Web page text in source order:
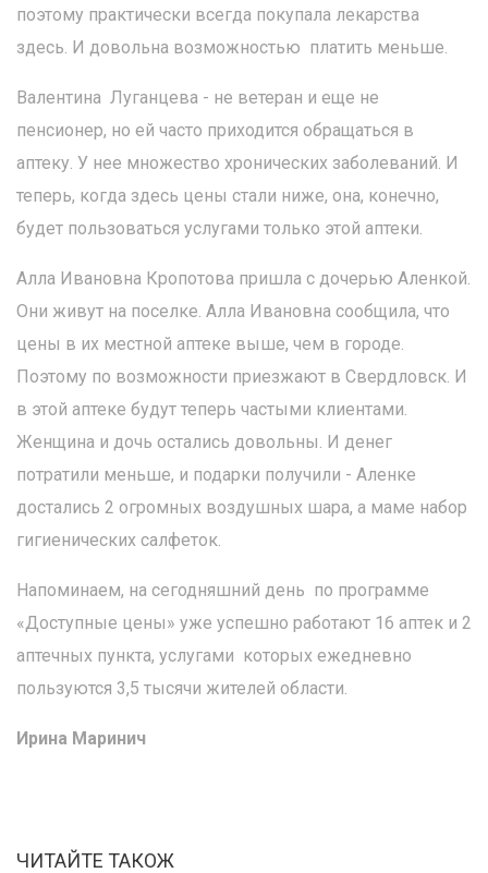
поэтому практически всегда покупала лекарства
здесь. И довольна возможностью платить меньше.
Валентина Луганцева - не ветеран и еще не
пенсионер, но ей часто приходится обращаться в
аптеку. У нее множество хронических заболеваний. И
теперь, когда здесь цены стали ниже, она, конечно,
будет пользоваться услугами только этой аптеки.
Алла Ивановна Кропотова пришла с дочерью Аленкой.
Они живут на поселке. Алла Ивановна сообщила, что
цены в их местной аптеке выше, чем в городе.
Поэтому по возможности приезжают в Свердловск. И
в этой аптеке будут теперь частыми клиентами.
Женщина и дочь остались довольны. И денег
потратили меньше, и подарки получили - Аленке
достались 2 огромных воздушных шара, а маме набор
гигиенических салфеток.
Напоминаем, на сегодняшний день по программе
«Доступные цены» уже успешно работают 16 аптек и 2
аптечных пункта, услугами которых ежедневно
пользуются 3,5 тысячи жителей области.
Ирина Маринич
ЧИТАЙТЕ ТАКОЖ